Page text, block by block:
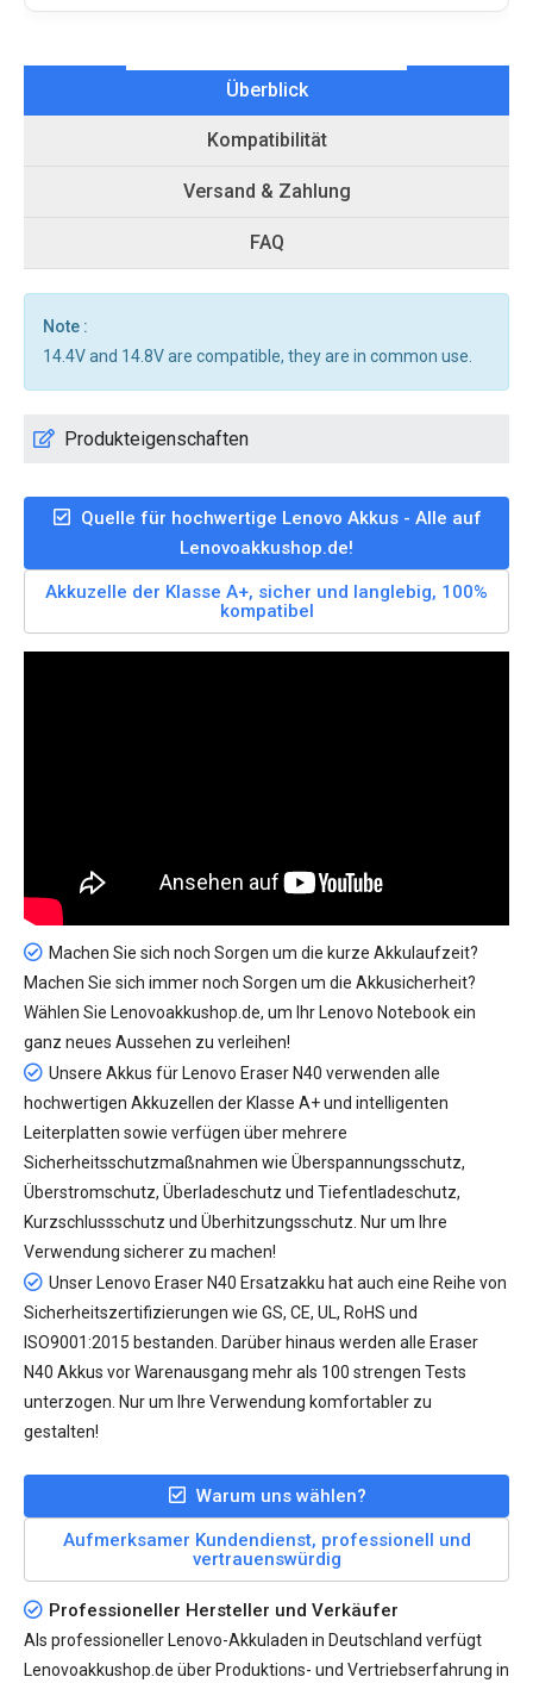
Überblick
Kompatibilität
Versand & Zahlung
FAQ
Note :
14.4V and 14.8V are compatible, they are in common use.
Produkteigenschaften
Quelle für hochwertige Lenovo Akkus - Alle auf
Lenovoakkushop.de!
Akkuzelle der Klasse A+, sicher und langlebig, 100%
kompatibel
Machen Sie sich noch Sorgen um die kurze Akkulaufzeit?
Machen Sie sich immer noch Sorgen um die Akkusicherheit?
Wählen Sie Lenovoakkushop.de, um Ihr Lenovo Notebook ein
ganz neues Aussehen zu verleihen!
Unsere Akkus für Lenovo Eraser N40 verwenden alle
hochwertigen Akkuzellen der Klasse A+ und intelligenten
Leiterplatten sowie verfügen über mehrere
Sicherheitsschutzmaßnahmen wie Überspannungsschutz,
Überstromschutz, Überladeschutz und Tiefentladeschutz,
Kurzschlussschutz und Überhitzungsschutz. Nur um Ihre
Verwendung sicherer zu machen!
UnserLenovo Eraser N40 Ersatzakku hat auch eine Reihe von
Sicherheitszertifizierungen wie GS, CE, UL, RoHS und
ISO9001:2015 bestanden. Darüber hinaus werden alle Eraser
N40 Akkus vor Warenausgang mehr als 100 strengen Tests
unterzogen. Nur um Ihre Verwendung komfortabler zu
gestalten!
Warum uns wählen?
Aufmerksamer Kundendienst, professionell und
vertrauenswürdig
Professioneller Hersteller und Verkäufer
Als professioneller Lenovo-Akkuladen in Deutschland verfügt
Lenovoakkushop.de über Produktions- und Vertriebserfahrung in